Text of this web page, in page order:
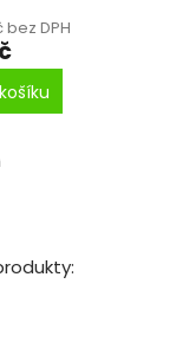
bez DPH